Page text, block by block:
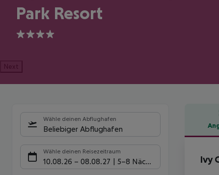
Park Resort
4
Next
Wähle deinen Abflughafen
Beliebiger Abflughafen
Wähle deinen Reisezeitraum
10.08.26 – 08.08.27 5-8 Nächte Ivy